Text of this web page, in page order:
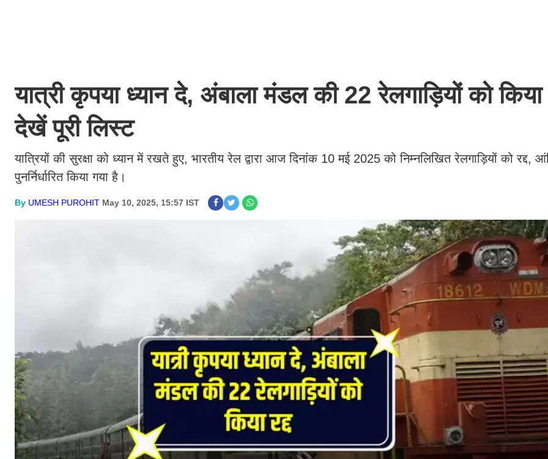
यात्री कृपया ध्यान दे, अंबाला मंडल की 22 रेलगाड़ियों को किया
देखें पूरी लिस्ट
यात्रियों की सुरक्षा को ध्यान में रखते हुए, भारतीय रेल द्वारा आज दिनांक 10 मई 2025 को निम्नलिखित रेलगाड़ियों को रद्द,
पुनर्निर्धारित किया गया है।
By UMESH PUROHIT May 10, 2025, 15:57 IST